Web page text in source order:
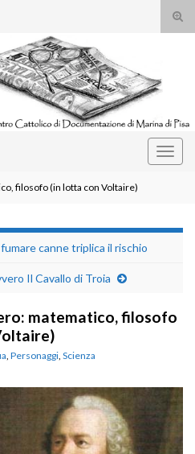
il
filosofo (in lotta con Voltaire)
canne triplica il rischio
Il Cavallo di Troia
matematico, filosofo
Personaggi Scienza